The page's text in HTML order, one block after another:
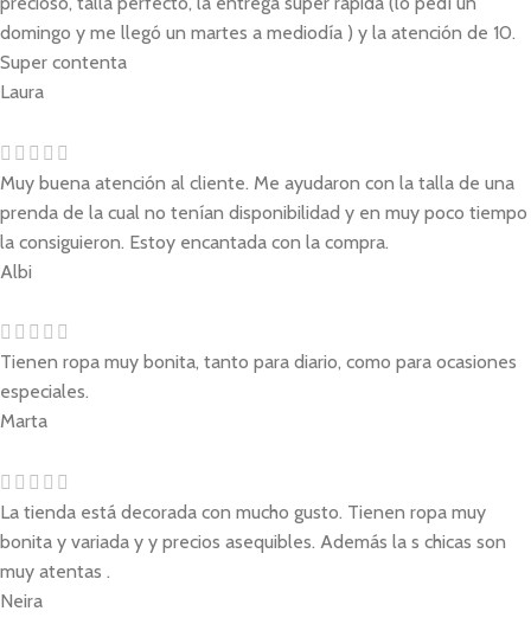
domingo y me llegó un martes a mediodía ) y la atención de 10.
Super contenta
Laura
Muy buena atención al cliente. Me ayudaron con la talla de una
prenda de la cual no tenían disponibilidad y en muy poco tiempo
la consiguieron. Estoy encantada con la compra.
Albi
Tienen ropa muy bonita, tanto para diario, como para ocasiones
especiales.
Marta
La tienda está decorada con mucho gusto. Tienen ropa muy
bonita y variada y y precios asequibles. Además la s chicas son
muy atentas .
Neira